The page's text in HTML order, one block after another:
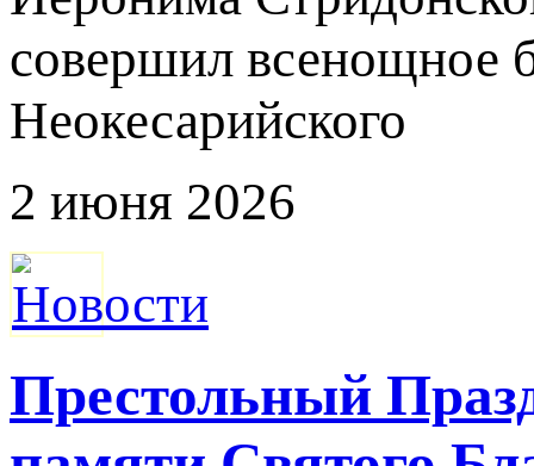
совершил всенощное
Неокесарийского
2 июня 2026
Престольный